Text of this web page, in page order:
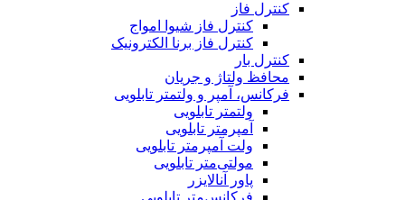
کنترل فاز
کنترل فاز شیوا امواج
کنترل فاز برنا الکترونیک
کنترل بار
محافظ ولتاژ و جریان
فرکانس، آمپر و ولتمتر تابلویی
ولتمتر تابلویی
آمپرمتر تابلویی
ولت آمپرمتر تابلویی
مولتی‌متر تابلویی
پاور آنالایزر
فرکانس‌متر تابلویی